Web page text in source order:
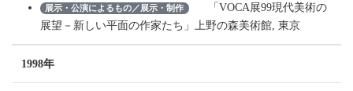
展示・公演によるもの／展示・制作
「VOCA展99現代美術の
展望－新しい平面の作家たち」上野の森美術館, 東京
1998年